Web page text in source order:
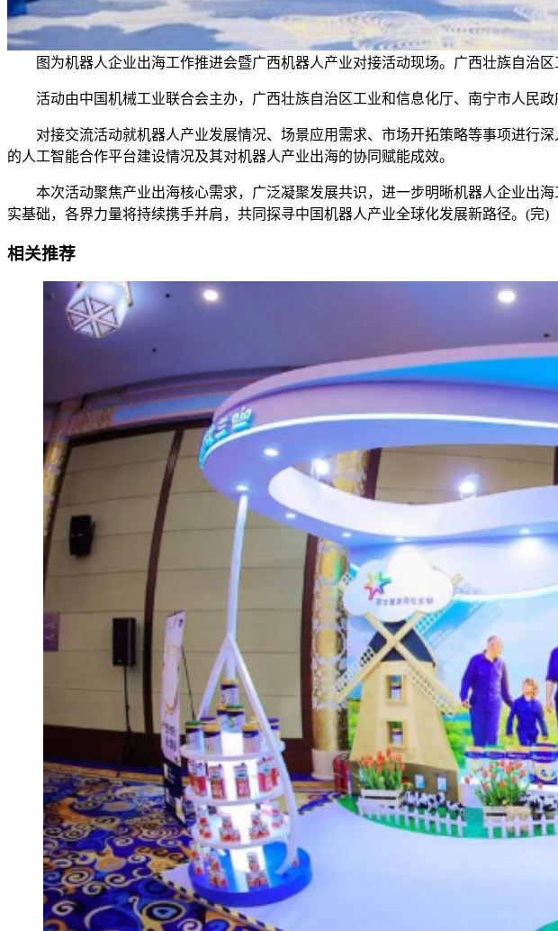
图为机器人企业出海工作推进会暨广西机器人产业对接活动现场。广西壮族自治区
活动由中国机械工业联合会主办，广西壮族自治区工业和信息化厅、南宁市人民政
对接交流活动就机器人产业发展情况、场景应用需求、市场开拓策略等事项进行
的人工智能合作平台建设情况及其对机器人产业出海的协同赋能成效。
本次活动聚焦产业出海核心需求，广泛凝聚发展共识，进一步明晰机器人企业出海
实基础，各界力量将持续携手并肩，共同探寻中国机器人产业全球化发展新路径。(完)
相关推荐